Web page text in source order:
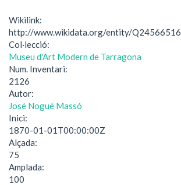
Wikilink:
http://www.wikidata.org/entity/Q24566516
Col·lecció:
Museu d'Art Modern de Tarragona
Num. Inventari:
2126
Autor:
José Nogué Massó
Inici:
1870-01-01T00:00:00Z
Alçada:
75
Amplada:
100